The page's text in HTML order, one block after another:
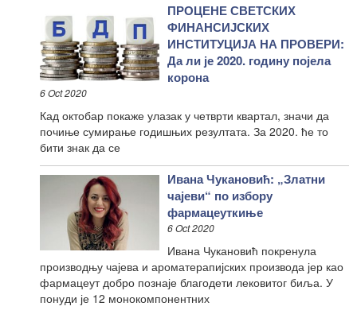
ПРОЦЕНЕ СВЕТСКИХ
ФИНАНСИЈСКИХ
ИНСТИТУЦИЈА НА ПРОВЕРИ:
Да ли је 2020. годину појела
корона
6 Oct 2020
Кад октобар покаже улазак у четврти квартал, значи да
почиње сумирање годишњих резултата. За 2020. ће то
бити знак да се
Ивана Чукановић: „Златни
чајеви“ по избору
фармацеуткиње
6 Oct 2020
Ивана Чукановић покренула
производњу чајева и ароматерапијских производа јер као
фармацеут добро познаје благодети лековитог биља. У
понуди је 12 монокомпонентних